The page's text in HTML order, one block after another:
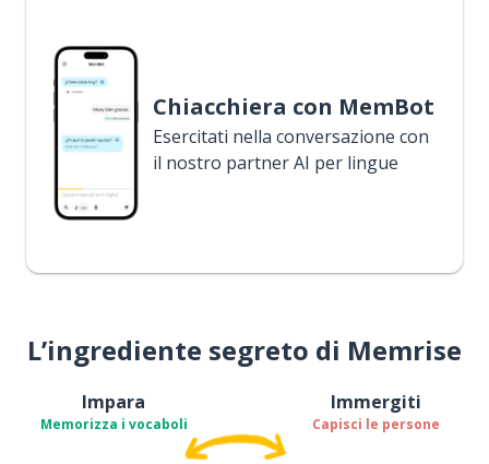
Chiacchiera con MemBot
Esercitati nella conversazione con
il nostro partner AI per lingue
L’ingrediente segreto di Memrise
Impara
Memorizza i vocaboli
Immergiti
Capisci le persone